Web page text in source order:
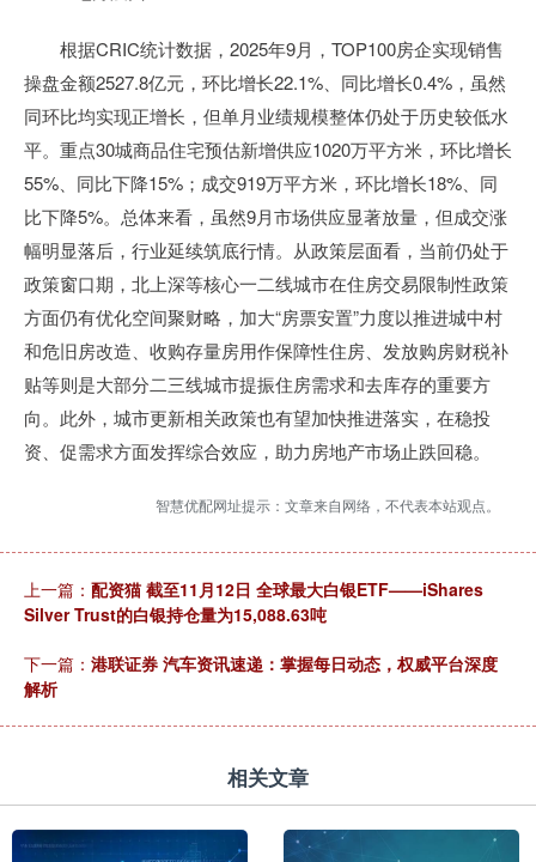
根据CRIC统计数据，2025年9月，TOP100房企实现销售
操盘金额2527.8亿元，环比增长22.1%、同比增长0.4%，虽然
同环比均实现正增长，但单月业绩规模整体仍处于历史较低水
平。重点30城商品住宅预估新增供应1020万平方米，环比增长
55%、同比下降15%；成交919万平方米，环比增长18%、同
比下降5%。总体来看，虽然9月市场供应显著放量，但成交涨
幅明显落后，行业延续筑底行情。从政策层面看，当前仍处于
政策窗口期，北上深等核心一二线城市在住房交易限制性政策
方面仍有优化空间聚财略，加大“房票安置”力度以推进城中村
和危旧房改造、收购存量房用作保障性住房、发放购房财税补
贴等则是大部分二三线城市提振住房需求和去库存的重要方
向。此外，城市更新相关政策也有望加快推进落实，在稳投
资、促需求方面发挥综合效应，助力房地产市场止跌回稳。
智慧优配网址提示：文章来自网络，不代表本站观点。
上一篇： 配资猫 截至11月12日 全球最大白银ETF——iShares
Silver Trust的白银持仓量为15,088.63吨
下一篇： 港联证券 汽车资讯速递：掌握每日动态，权威平台深度
解析
相关文章